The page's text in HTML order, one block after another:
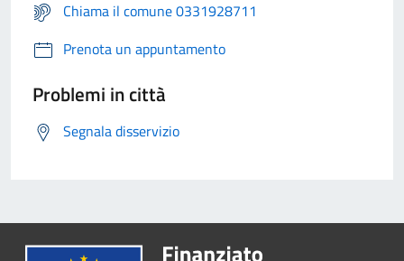
Chiama il comune 0331928711
Prenota un appuntamento
Problemi in città
Segnala disservizio